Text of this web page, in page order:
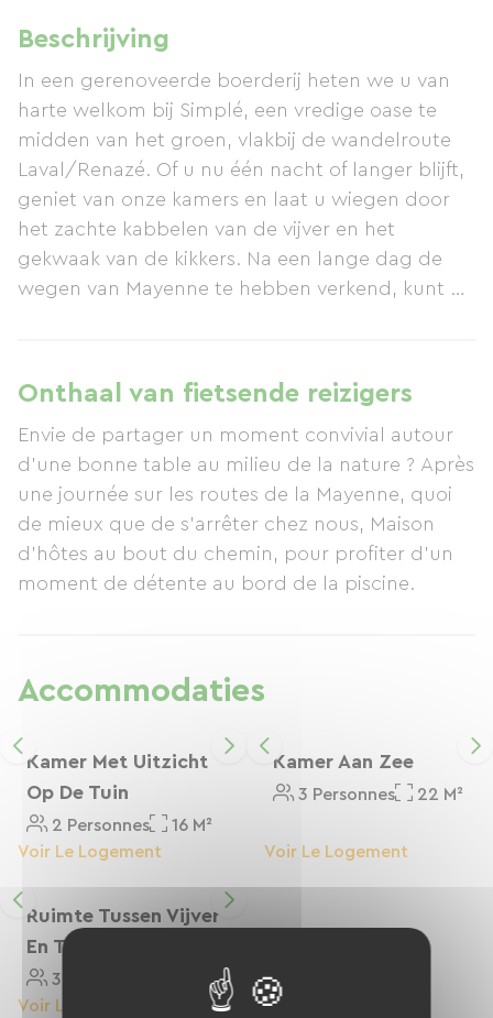
Beschrijving
In een gerenoveerde boerderij heten we u van
harte welkom bij Simplé, een vredige oase te
midden van het groen, vlakbij de wandelroute
Laval/Renazé. Of u nu één nacht of langer blijft,
geniet van onze kamers en laat u wiegen door
het zachte kabbelen van de vijver en het
gekwaak van de kikkers. Na een lange dag de
wegen van Mayenne te hebben verkend, kunt u
genieten van een gezellige maaltijd met een mix
van Elzasser en mediterrane smaken. En na een
goede nachtrust kunt u heerlijk ontbijten met
producten van onze lokale producenten.
Onthaal van fietsende reizigers
Envie de partager un moment convivial autour
d'une bonne table au milieu de la nature ? Après
une journée sur les routes de la Mayenne, quoi
de mieux que de s'arrêter chez nous, Maison
d'hôtes au bout du chemin, pour profiter d'un
moment de détente au bord de la piscine.
Accommodaties
Kamer Met Uitzicht
Op De Tuin
2 Personnes
16 M²
Voir Le Logement
Kamer Aan Zee
3 Personnes 22 M²
Voir Le Logement
Ruimte Tussen Vijver
En Tuin
3 Personnes
Voir Le Logement